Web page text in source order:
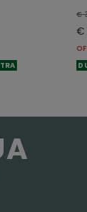
€
€